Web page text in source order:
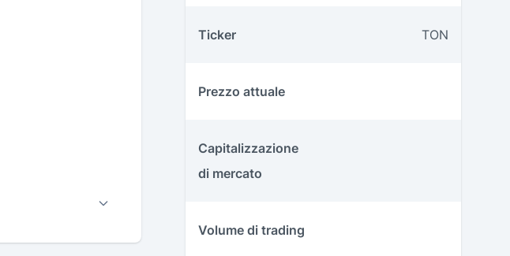
Ticker TON
Prezzo attuale
Capitalizzazione
di mercato
Volume di trading